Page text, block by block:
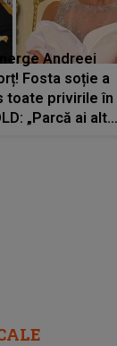
Andreei
Fosta soție a
toate privirile în
„Parcă ai altă